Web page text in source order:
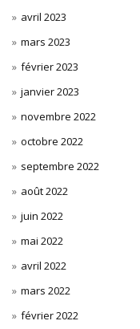
avril 2023
mars 2023
février 2023
janvier 2023
novembre 2022
octobre 2022
septembre 2022
août 2022
juin 2022
mai 2022
avril 2022
mars 2022
février 2022